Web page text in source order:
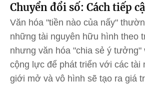
Chuyển đổi số: Cách tiếp
Văn hóa "tiền nào của nấy"
những tài nguyên hữu hình theo
nhưng văn hóa "chia sẻ ý tưởng"
cộng lực để phát triển với các tài
giới mở và vô hình sẽ tạo ra giá